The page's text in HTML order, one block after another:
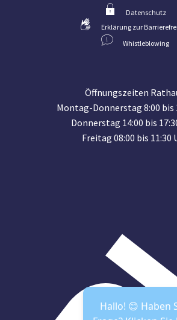
Datenschutz
Erklärung zur
Whistleblowing
Öffnungszeiten
Montag-Donnerstag 8:00 bis
Donnerstag 14:00 bis
Freitag 08:00 bis 11:30
Hallo! 😊 Haben